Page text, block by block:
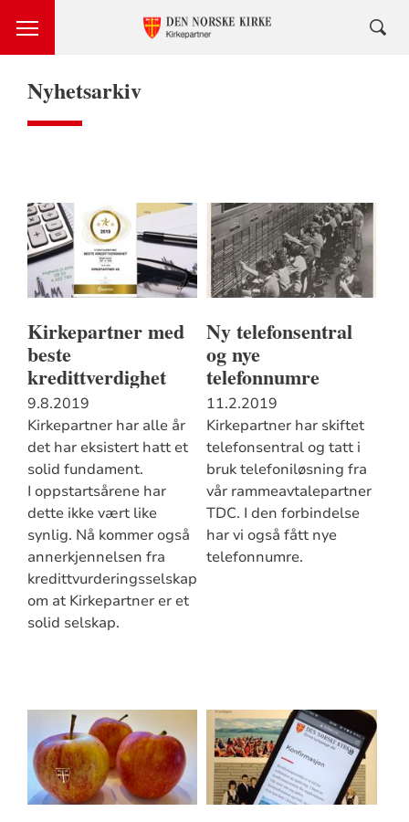
Nyhetsarkiv
Kirkepartner med
beste
kredittverdighet
9.8.2019
Kirkepartner har alle år
det har eksistert hatt et
solid fundament.
I oppstartsårene har
dette ikke vært like
synlig. Nå kommer også
annerkjennelsen fra
kredittvurderingsselskapene
om at Kirkepartner er et
solid selskap.
Ny telefonsentral
og nye
telefonnumre
11.2.2019
Kirkepartner har skiftet
telefonsentral og tatt i
bruk telefoniløsning fra
vår rammeavtalepartner
TDC. I den forbindelse
har vi også fått nye
telefonnumre.